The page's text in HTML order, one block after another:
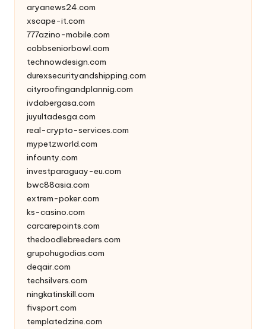
aryanews24.com
xscape-it.com
777azino-mobile.com
cobbseniorbowl.com
technowdesign.com
durexsecurityandshipping.com
cityroofingandplannig.com
ivdabergasa.com
juyultadesga.com
real-crypto-services.com
mypetzworld.com
infounty.com
investparaguay-eu.com
bwc88asia.com
extrem-poker.com
ks-casino.com
carcarepoints.com
thedoodlebreeders.com
grupohugodias.com
deqair.com
techsilvers.com
ningkatinskill.com
fivsport.com
templatedzine.com